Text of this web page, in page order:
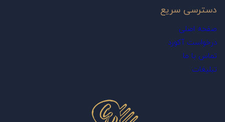
دسترسی سریع
صفحه اصلی
درخواست آکورد
تماس با ما
تبلیغات